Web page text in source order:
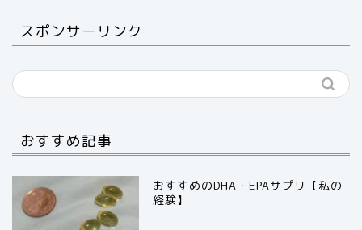
スポンサーリンク
おすすめ記事
おすすめのDHA・EPAサプリ【私の
経験】